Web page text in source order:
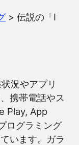
> 伝説の「I
況やアプリ
携帯電話やス
Play, App
ログラミング
います。ガラ